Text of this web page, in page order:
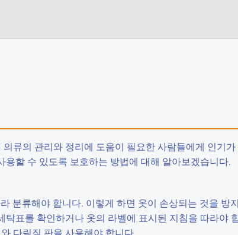
류의 관리와 정리에 도움이 필요한 사람들에게 인기
할 수 있도록 보호하는 방법에 대해 알아보겠습니다.
분류해야 합니다. 이렇게 하면 옷이 손상되는 것을 방
표를 확인하거나 옷의 라벨에 표시된 지침을 따라야
다림질 판을 사용해야 합니다.